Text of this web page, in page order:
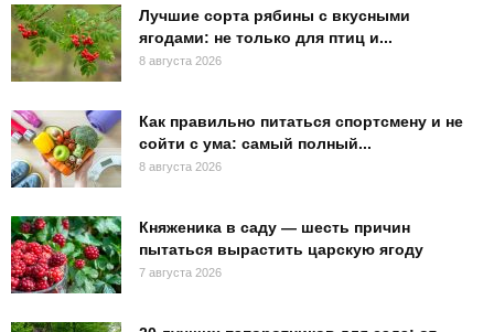
Лучшие сорта рябины с вкусными
ягодами: не только для птиц и...
8 августа 2026
Как правильно питаться спортсмену и не
сойти с ума: самый полный...
8 августа 2026
Княженика в саду — шесть причин
пытаться вырастить царскую ягоду
7 августа 2026